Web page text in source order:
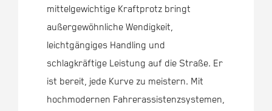
mittelgewichtige Kraftprotz bringt
außergewöhnliche Wendigkeit,
leichtgängiges Handling und
schlagkräftige Leistung auf die Straße. Er
ist bereit, jede Kurve zu meistern. Mit
hochmodernen Fahrerassistenzsystemen,